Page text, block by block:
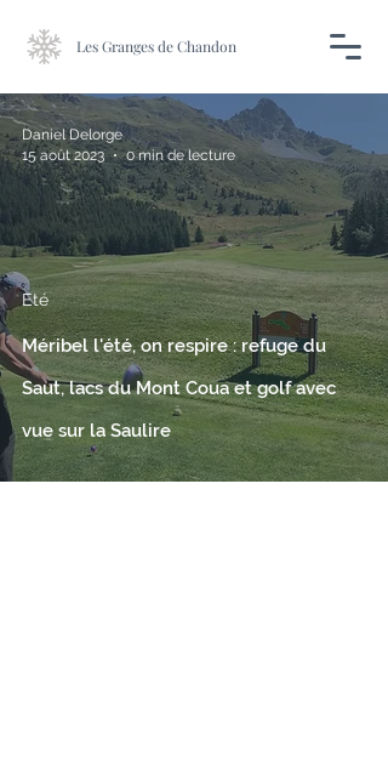
Les Granges de Chandon
Méribel l'été, on respire : refuge du
Saut, lacs du Mont Coua et golf avec
vue sur la Saulire
Eté
Daniel Delorge
15 août 2023
0 min de lecture